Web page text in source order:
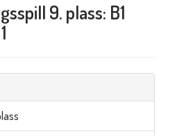
9. plass: B1